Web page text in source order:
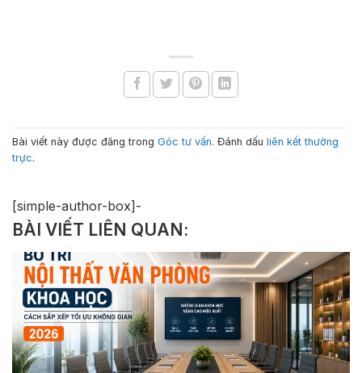
Bài viết này được đăng trong Góc tư vấn. Đánh dấu liên kết thường
trực.
[simple-author-box]-
BÀI VIẾT LIÊN QUAN: